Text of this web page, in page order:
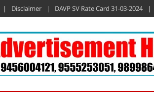
Disclaimer DAVP SV Rate Card 31-03-2024